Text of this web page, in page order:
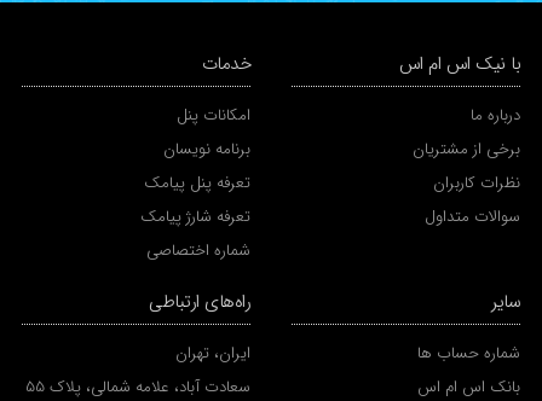
با نیک اس ام اس
درباره ما
برخی از مشتریان
نظرات کاربران
سوالات متداول
خدمات
امکانات پنل
برنامه نویسان
تعرفه پنل پیامک
تعرفه شارژ پیامک
شماره اختصاصی
سایر
شماره حساب ها
بانک اس ام اس
راه‌های ارتباطی
ایران، تهران
سعادت آباد، علامه شمالی، پلاک 55